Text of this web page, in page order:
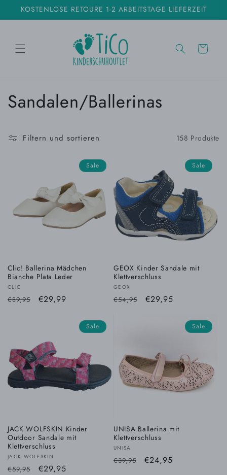
zum
Inhalt
KOSTENLOSE RETOURE 1-2 ARBEITSTAGE LIEFERZEIT
WARENKORB
K
t
o
e
:
Sandalen/Ballerinas
Filtern und sortieren 158 Produkte
Sale
Clic! Ballerina Mädchen
Bianche Plata Leder
Anbieter:
CLIC
Normaler
€89,95 Verkaufspreis
€29,99
Sale
GEOX Kinder Sandale mit
Klettverschluss
Anbieter:
GEOX
Normaler
€54,95 Verkaufspreis
€29,95
Sale
JACK WOLFSKIN Kinder
Outdoor Sandale mit
Klettverschluss
Anbieter:
JACK WOLFSKIN
Normaler
€59,95 Verkaufspreis
€29,95
Sale
UNISA Ballerina mit
Klettverschluss
Anbieter:
UNISA
Normaler
€39,95 Verkaufspreis
€24,95